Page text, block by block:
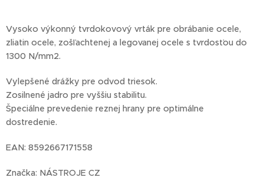
Vysoko výkonný tvrdokovový vrták pre obrábanie ocele,
zliatin ocele, zošľachtenej a legovanej ocele s tvrdosťou do
1300 N/mm2.
Vylepšené drážky pre odvod triesok.
Zosilnené jadro pre vyššiu stabilitu.
Špeciálne prevedenie reznej hrany pre optimálne
dostredenie.
EAN: 8592667171558
Značka: NÁSTROJE CZ